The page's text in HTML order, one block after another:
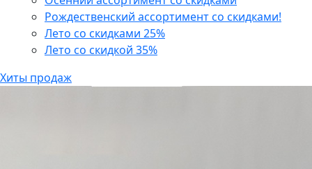
Рождественский ассортимент со скидками!
Лето со скидками 25%
Лето со скидкой 35%
Хиты продаж